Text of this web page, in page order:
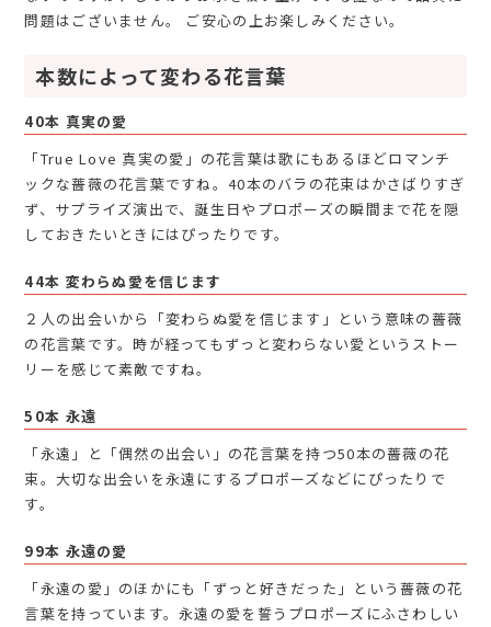
問題はございません。 ご安心の上お楽しみください。
本数によって変わる花言葉
40本 真実の愛
「True Love 真実の愛」の花言葉は歌にもあるほどロマンチ
ックな薔薇の花言葉ですね。40本のバラの花束はかさばりすぎ
ず、サプライズ演出で、誕生日やプロポーズの瞬間まで花を隠
しておきたいときにはぴったりです。
44本 変わらぬ愛を信じます
２人の出会いから「変わらぬ愛を信じます」という意味の薔薇
の花言葉です。時が経ってもずっと変わらない愛というストー
リーを感じて素敵ですね。
50本 永遠
「永遠」と「偶然の出会い」の花言葉を持つ50本の薔薇の花
束。大切な出会いを永遠にするプロポーズなどにぴったりで
す。
99本 永遠の愛
「永遠の愛」のほかにも「ずっと好きだった」という薔薇の花
言葉を持っています。永遠の愛を誓うプロポーズにふさわしい